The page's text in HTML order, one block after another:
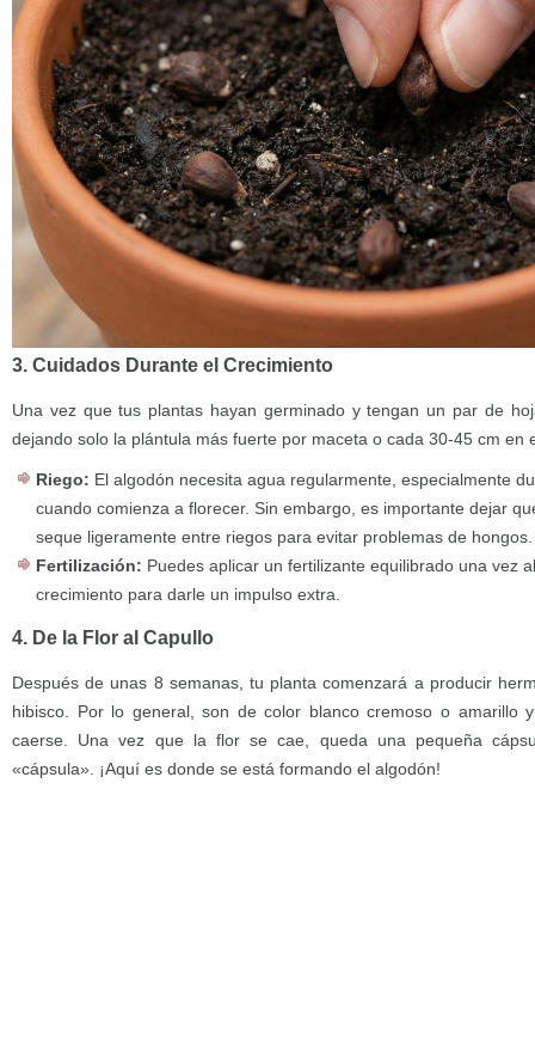
3. Cuidados Durante el Crecimiento
Una vez que tus plantas hayan germinado y tengan un par de
dejando solo la plántula más fuerte por maceta o cada 30-45 cm en
Riego: El algodón necesita agua regularmente, especialmente
cuando comienza a florecer. Sin embargo, es importante dejar
seque ligeramente entre riegos para evitar problemas de hongos.
Fertilización: Puedes aplicar un fertilizante equilibrado una vez
crecimiento para darle un impulso extra.
4. De la Flor al Capullo
Después de unas 8 semanas, tu planta comenzará a producir
hibisco. Por lo general, son de color blanco cremoso o amarillo
caerse. Una vez que la flor se cae, queda una pequeña
«cápsula». ¡Aquí es donde se está formando el algodón!